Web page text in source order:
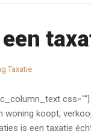
Taxatie
woning koopt,
is een taxatie